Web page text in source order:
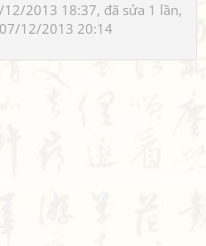
2013 18:37, đã sửa 1 lần,
12/2013 20:14